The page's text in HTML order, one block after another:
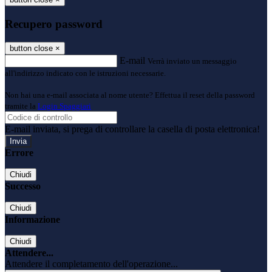
Recupero password
button close ×
E-mail Verrà inviato un messaggio
all'indirizzo indicato con le istruzioni necessarie.
Non hai una e-mail associata al nome utente? Effettua il reset della password
tramite la Login Spaggiari
E-mail inviata, si prega di controllare la casella di posta elettronica!
Errore
Chiudi
Successo
Chiudi
Informazione
Chiudi
Attendere...
Attendere il completamento dell'operazione...